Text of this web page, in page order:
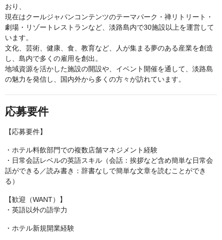
おり、
現在はクールジャパンコンテンツのテーマパーク・禅リトリート・
劇場・リゾートレストランなど、淡路島内で30施設以上を運営して
います。
文化、芸術、健康、食、教育など、人が集まる夢のある産業を創造
し、島内で多くの雇用を創出。
地域資源を活かした施設の開設や、イベント開催を通して、淡路島
の魅力を発信し、国内外から多くの方々が訪れています。
応募要件
【応募要件】
・ホテル料飲部門での複数店舗マネジメント経験
・日常会話レベルの英語スキル（会話：挨拶など含め簡単な日常会
話ができる／読み書き：辞書なしで簡単な文章を読むことができ
る）
【歓迎（WANT）】
・英語以外の語学力
・ホテル新規開業経験